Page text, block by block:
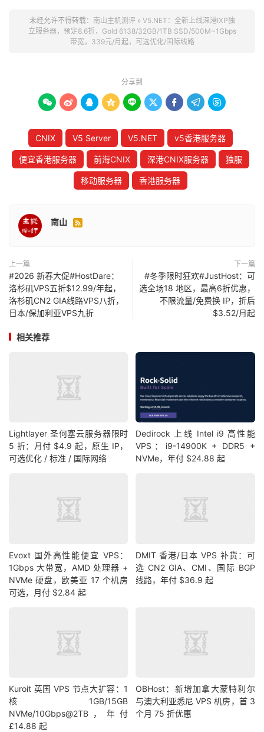
未经允许不得转载： 南山主机测评» V5.NET：全新上线深港IXP独
立服务器，预定8.6折，Gold 6138/32GB/1TB SSD/500M~1Gbps
带宽，339元/月起，可选优化/国际线路
分享到
        
CNIX V5 Server V5.NET v5香港服务器
便宜香港服务器 前海CNIX 深港CNIX服务器 独服
移动服务器 香港服务器
南山 
上一篇
#2026 新春大促#HostDare：
洛杉矶VPS五折$12.99/年起，
洛杉矶CN2 GIA线路VPS八折，
日本/保加利亚VPS九折
下一篇
#冬季限时狂欢#JustHost：可
选全场18 地区，最高6折优惠，
不限流量/免费换 IP，折后
$3.52/月起
相关推荐
Lightlayer 圣何塞云服务器限时
5 折：月付 $4.9 起，原生 IP，
可选优化 / 标准 / 国际网络
Dedirock 上线 Intel i9 高性能
VPS：i9-14900K + DDR5 +
NVMe，年付 $24.88 起
Evoxt 国外高性能便宜 VPS：
1Gbps 大带宽，AMD 处理器 +
NVMe 硬盘，欧美亚 17 个机房
可选，月付 $2.84 起
DMIT 香港/日本 VPS 补货：可
选 CN2 GIA、CMI、国际 BGP
线路，年付 $36.9 起
Kuroit 英国 VPS 节点大扩容：1
核1GB/15GB
NVMe/10Gbps@2TB，年付
£14.88 起
OBHost：新增加拿大蒙特利尔
与澳大利亚悉尼 VPS 机房，首 3
个月 75 折优惠